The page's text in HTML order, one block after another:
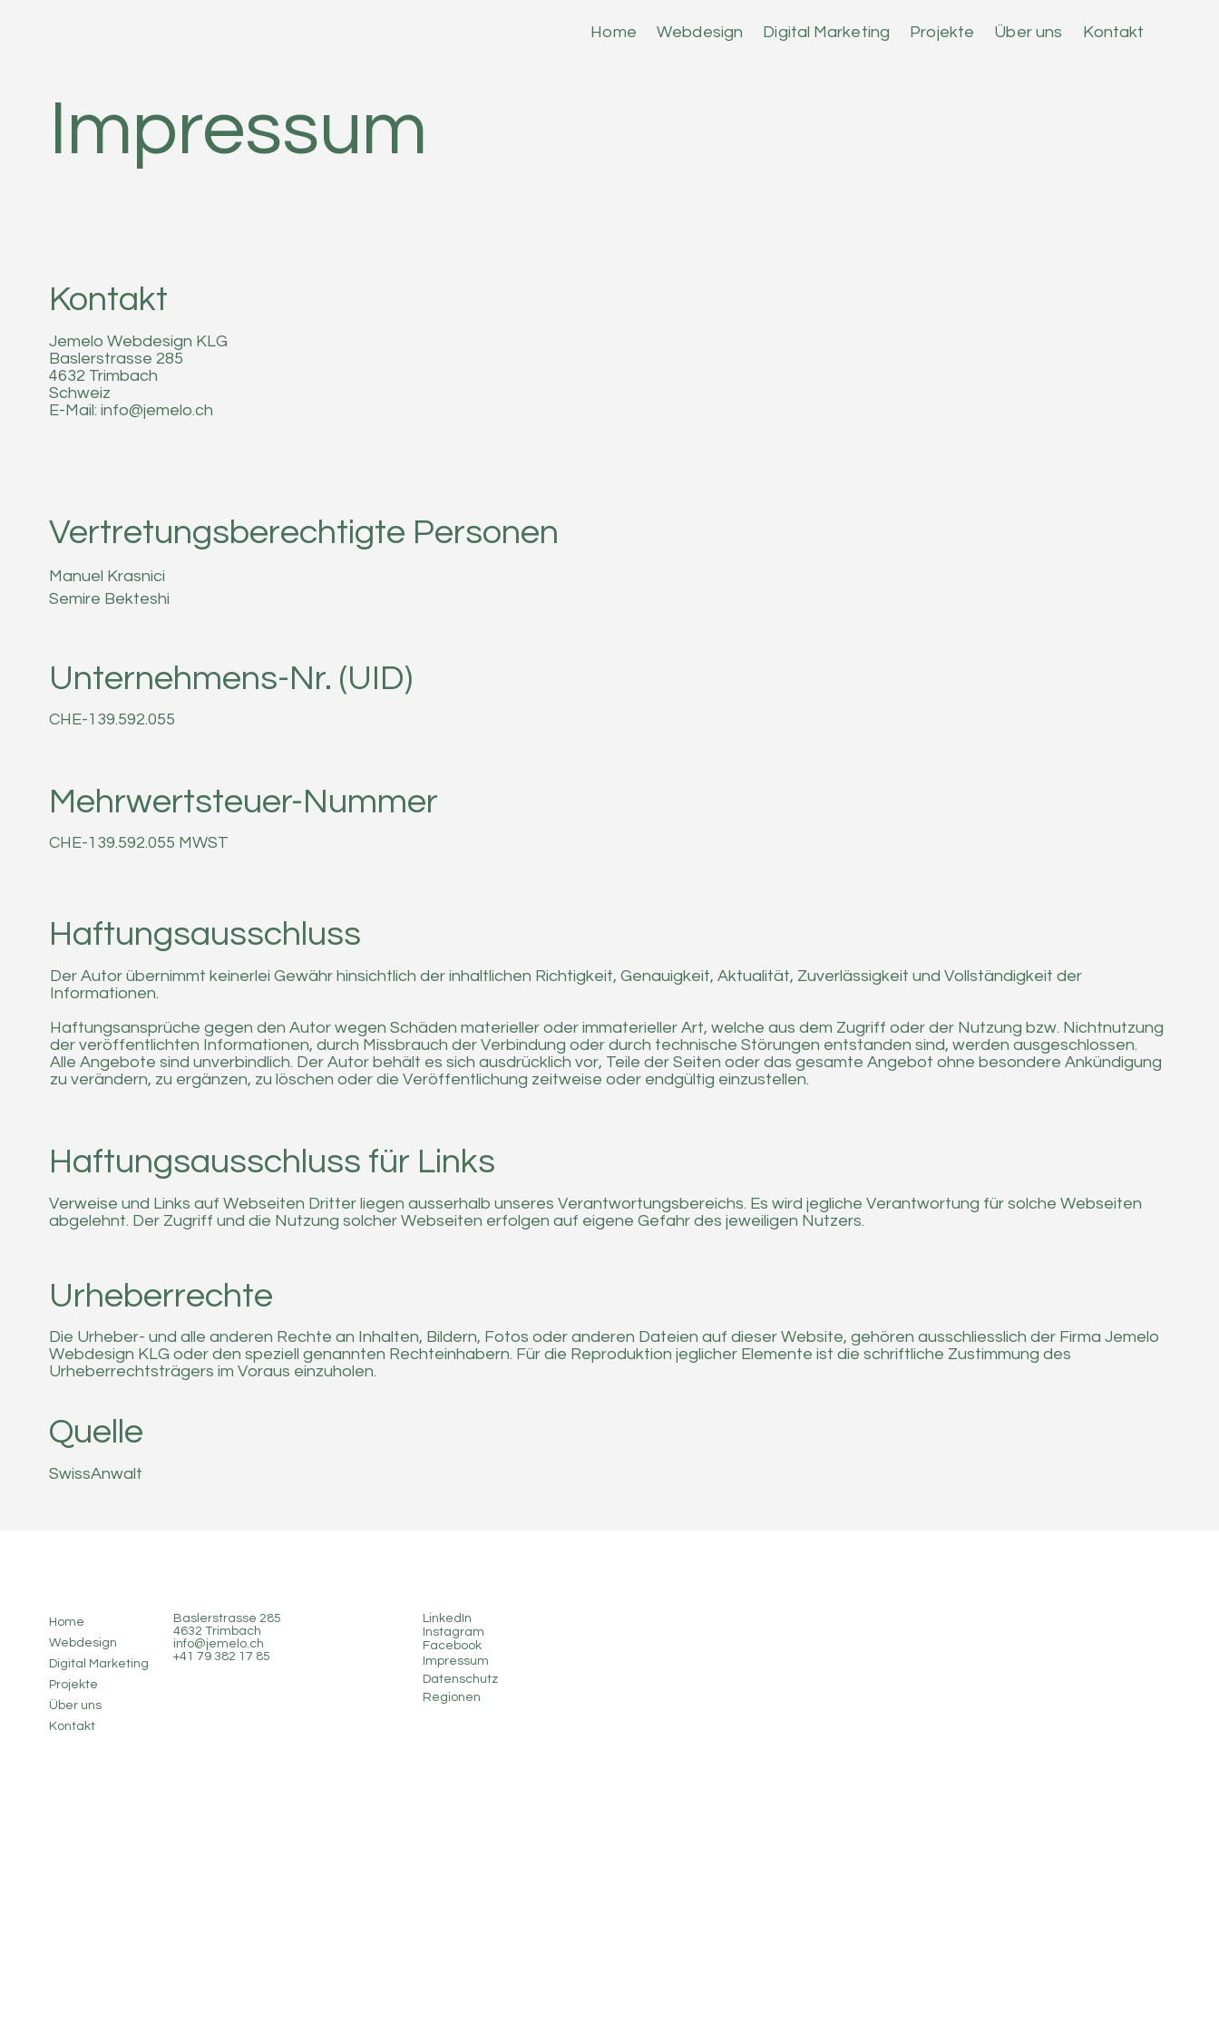
Home Webdesign Digital Marketing Projekte Über uns Kontakt
Impressum
Kontakt
Jemelo Webdesign KLG
Baslerstrasse 285
4632 Trimbach
Schweiz
E-Mail: info@jemelo.ch
Vertretungsberechtigte Personen
Manuel Krasnici
Semire Bekteshi
Unternehmens-Nr. (UID)
CHE-139.592.055
Mehrwertsteuer-Nummer
CHE-139.592.055 MWST
Haftungsausschluss
Der Autor übernimmt keinerlei Gewähr hinsichtlich der inhaltlichen Richtigkeit, Genauigkeit, Aktualität, Zuverlässigkeit und Vollständigkeit der
Informationen.
Haftungsansprüche gegen den Autor wegen Schäden materieller oder immaterieller Art, welche aus dem Zugriff oder der Nutzung bzw. Nichtnutzung
der veröffentlichten Informationen, durch Missbrauch der Verbindung oder durch technische Störungen entstanden sind, werden ausgeschlossen.
Alle Angebote sind unverbindlich. Der Autor behält es sich ausdrücklich vor, Teile der Seiten oder das gesamte Angebot ohne besondere Ankündigung
zu verändern, zu ergänzen, zu löschen oder die Veröffentlichung zeitweise oder endgültig einzustellen.
Haftungsausschluss für Links
Verweise und Links auf Webseiten Dritter liegen ausserhalb unseres Verantwortungsbereichs. Es wird jegliche Verantwortung für solche Webseiten
abgelehnt. Der Zugriff und die Nutzung solcher Webseiten erfolgen auf eigene Gefahr des jeweiligen Nutzers.
Urheberrechte
Die Urheber- und alle anderen Rechte an Inhalten, Bildern, Fotos oder anderen Dateien auf dieser Website, gehören ausschliesslich der Firma Jemelo
Webdesign KLG oder den speziell genannten Rechteinhabern. Für die Reproduktion jeglicher Elemente ist die schriftliche Zustimmung des
Urheberrechtsträgers im Voraus einzuholen.
Quelle
SwissAnwalt
Home
Webdesign
Digital Marketing
Projekte
Über uns
Kontakt
Baslerstrasse 285
4632 Trimbach
info@jemelo.ch
+41 79 382 17 85
LinkedIn
Instagram
Facebook
Regionen
Impressum
Datenschutz